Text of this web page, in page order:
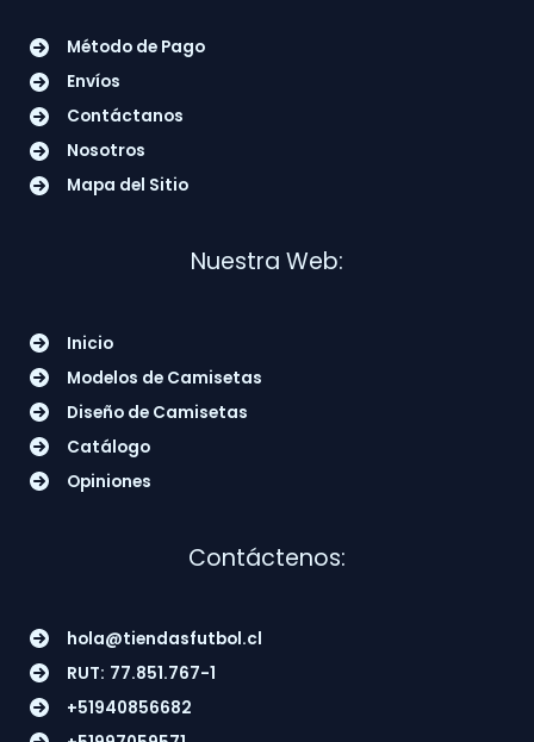
Método de Pago
Envíos
Contáctanos
Nosotros
Mapa del Sitio
Nuestra Web:
Inicio
Modelos de Camisetas
Diseño de Camisetas
Catálogo
Opiniones
Contáctenos:
hola@tiendasfutbol.cl
RUT: 77.851.767-1
+51940856682